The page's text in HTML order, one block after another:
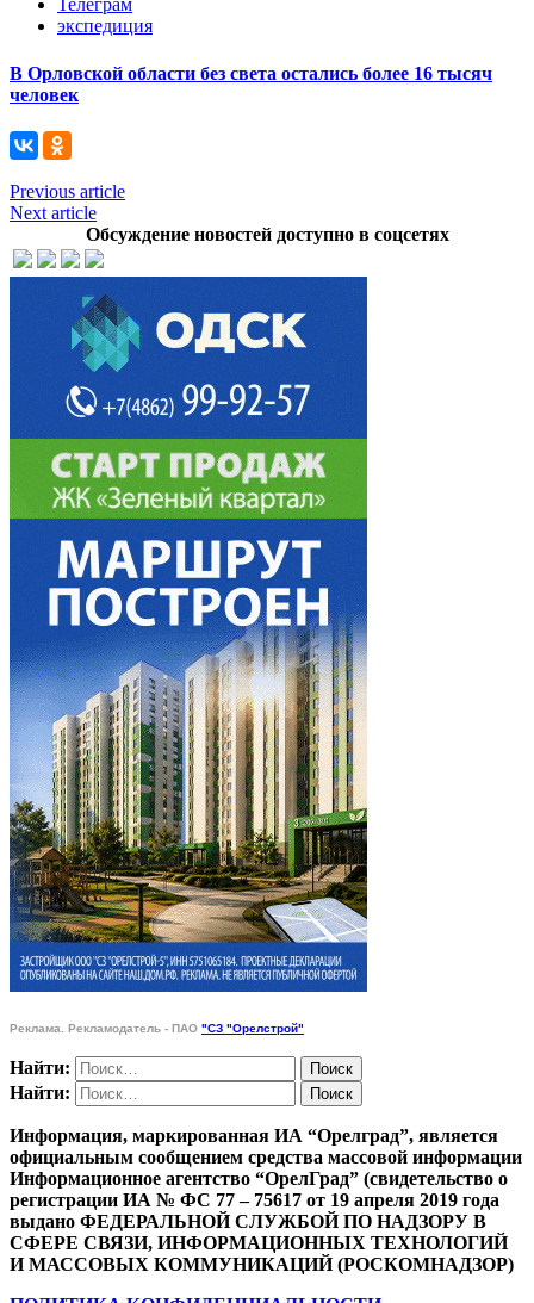
Телеграм
экспедиция
В Орловской области без света остались более 16 тысяч
человек
Previous article
Next article
Обсуждение новостей доступно в соцсетях
Реклама. Рекламодатель - ПАО "СЗ "Орелстрой"
Найти:
Найти:
Информация, маркированная ИА “Орелград”, является
официальным сообщением средства массовой информации
Информационное агентство “ОрелГрад” (свидетельство о
регистрации ИА № ФС 77 – 75617 от 19 апреля 2019 года
выдано ФЕДЕРАЛЬНОЙ СЛУЖБОЙ ПО НАДЗОРУ В
СФЕРЕ СВЯЗИ, ИНФОРМАЦИОННЫХ ТЕХНОЛОГИЙ
И МАССОВЫХ КОММУНИКАЦИЙ (РОСКОМНАДЗОР)